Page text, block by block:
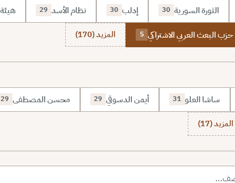
الثورة السورية 30 إدلب 30 نظام الأسد 29
حزب البعث العربي الاشتراكي 5 المزيد (170)
ساشا العلو 31 أيمن الدسوقي 29 محسن المصطفى 29
المزيد (17)